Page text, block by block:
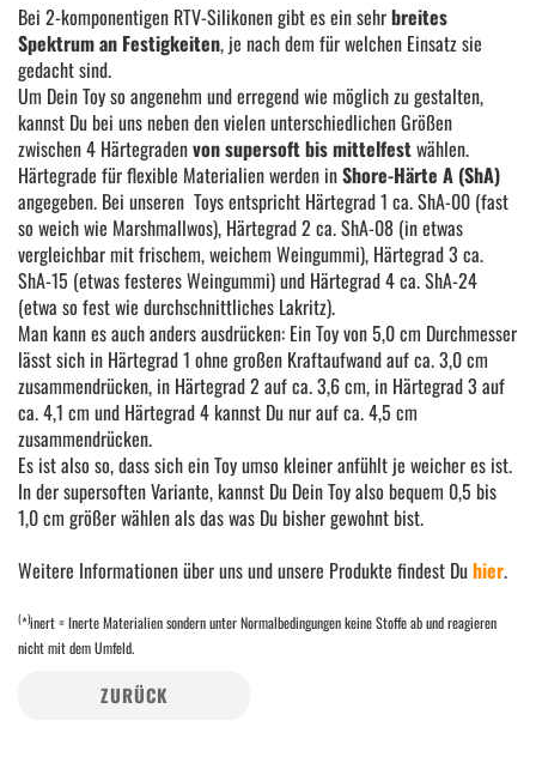
Bei 2-komponentigen RTV-Silikonen gibt es ein sehrbreites
Spektrum an Festigkeiten, je nach dem für welchen Einsatz sie
gedacht sind.
Um Dein Toy so angenehm und erregend wie möglich zu gestalten,
kannst Du bei uns neben den vielen unterschiedlichen Größen
zwischen 4 Härtegradenvon supersoft bis mittelfestwählen.
Härtegrade für flexible Materialien werden inShore-Härte A (ShA)
angegeben. Bei unseren Toys entspricht Härtegrad 1 ca. ShA-00 (fast
so weich wie Marshmallwos), Härtegrad 2 ca. ShA-08 (in etwas
vergleichbar mit frischem, weichem Weingummi), Härtegrad 3 ca.
ShA-15 (etwas festeres Weingummi) und Härtegrad 4 ca. ShA-24
(etwa so fest wie durchschnittliches Lakritz).
Man kann es auch anders ausdrücken: Ein Toy von 5,0 cm Durchmesser
lässt sich in Härtegrad 1 ohne großen Kraftaufwand auf ca. 3,0 cm
zusammendrücken, in Härtegrad 2 auf ca. 3,6 cm, in Härtegrad 3 auf
ca. 4,1 cm und Härtegrad 4 kannst Du nur auf ca. 4,5 cm
zusammendrücken.
Es ist also so, dass sich ein Toy umso kleiner anfühlt je weicher es ist.
In der supersoften Variante, kannst Du Dein Toy also bequem 0,5 bis
1,0 cm größer wählen als das was Du bisher gewohnt bist.
Weitere Informationen über uns und unsere Produkte findest Duhier.
(*)inert = Inerte Materialien sondern unter Normalbedingungen keine Stoffe ab und reagieren
nicht mit dem Umfeld.
ZURÜCK